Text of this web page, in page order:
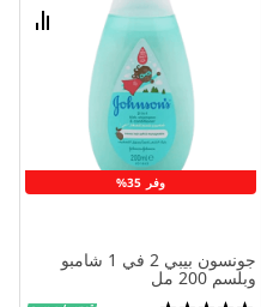
وفر 35%
قارن
جونسون بيبي 2 في 1 شامبو
وبلسم 200 مل